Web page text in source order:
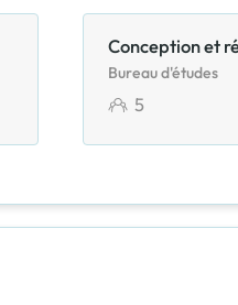
Conception et
Bureau d'études
5